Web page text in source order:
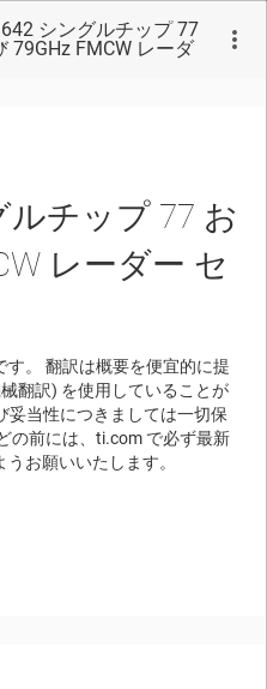
シングルチップ 77
79GHz FMCW レーダ
ルチップ 77 お
レーダー セ
。 翻訳は概要を便宜的に提
翻訳) を使用していることが
妥当性につきましては一切保
の前には、ti.com で必ず最新
お願いいたします。